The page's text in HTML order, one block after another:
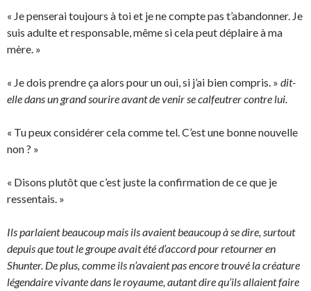
« Je penserai toujours à toi et je ne compte pas t’abandonner. Je
suis adulte et responsable, même si cela peut déplaire à ma
mère. »
« Je dois prendre ça alors pour un oui, si j’ai bien compris. » dit-
elle dans un grand sourire avant de venir se calfeutrer contre lui.
« Tu peux considérer cela comme tel. C’est une bonne nouvelle
non ? »
« Disons plutôt que c’est juste la confirmation de ce que je
ressentais. »
Ils parlaient beaucoup mais ils avaient beaucoup à se dire, surtout
depuis que tout le groupe avait été d’accord pour retourner en
Shunter. De plus, comme ils n’avaient pas encore trouvé la créature
légendaire vivante dans le royaume, autant dire qu’ils allaient faire